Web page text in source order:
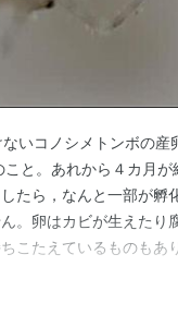
いコノシメトンボの産
と。あれから４カ月
たら，なんと一部が孵
。卵はカビが生えたり
こたえているものもあ
いくら小さくても昆虫